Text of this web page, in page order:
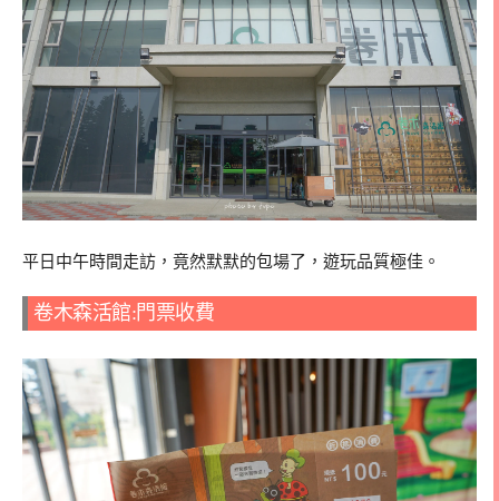
平日中午時間走訪，竟然默默的包場了，遊玩品質極佳。
卷木森活館:門票收費